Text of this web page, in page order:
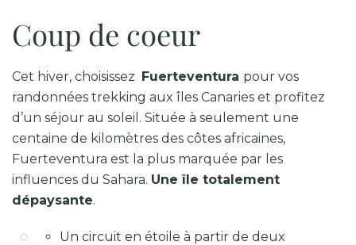
Coup de coeur
Cet hiver, choisissez Fuerteventura pour vos
randonnées trekking aux îles Canaries et profitez
d’un séjour au soleil. Située à seulement une
centaine de kilomètres des côtes africaines,
Fuerteventura est la plus marquée par les
influences du Sahara. Une île totalement
dépaysante.
Un circuit en étoile à partir de deux